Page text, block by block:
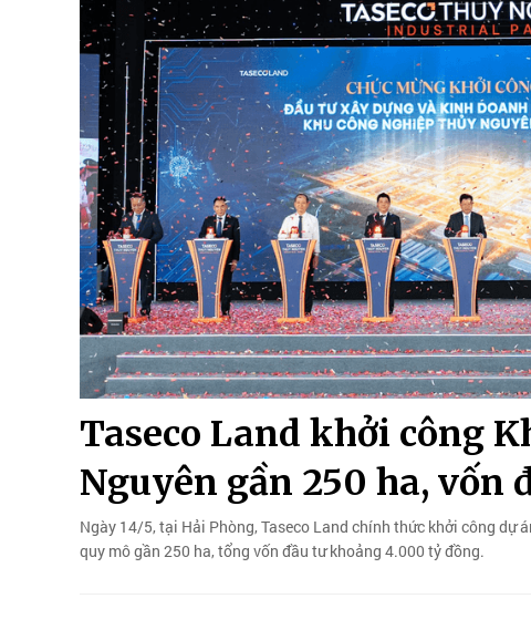
Taseco Land khởi công
Nguyên gần 250 ha, vốn
Ngày 14/5, tại Hải Phòng, Taseco Land chính thức khởi công dự
quy mô gần 250 ha, tổng vốn đầu tư khoảng 4.000 tỷ đồng.